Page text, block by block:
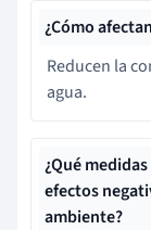
¿Cómo
Reducen la
agua.
¿Qué
efectos
ambiente?